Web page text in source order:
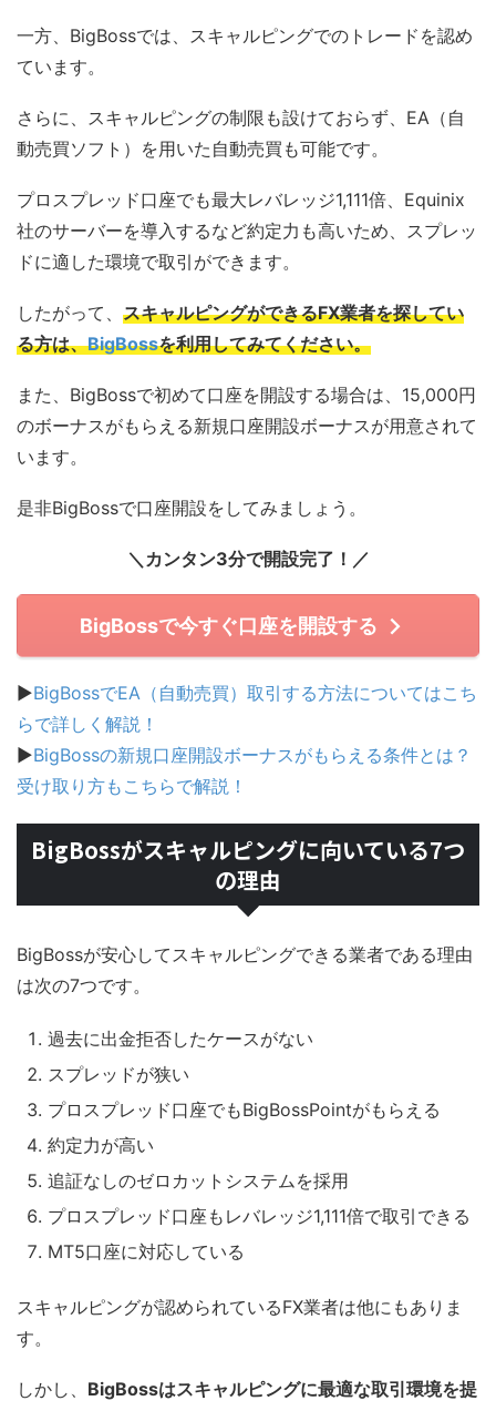
一方、BigBossでは、スキャルピングでのトレードを認め
ています。
さらに、スキャルピングの制限も設けておらず、EA（自
動売買ソフト）を用いた自動売買も可能です。
プロスプレッド口座でも最大レバレッジ1,111倍、Equinix
社のサーバーを導入するなど約定力も高いため、スプレッ
ドに適した環境で取引ができます。
したがって、 スキャルピングができるFX業者を探してい
る方は、BigBossを利用してみてください。
また、BigBossで初めて口座を開設する場合は、15,000円
のボーナスがもらえる新規口座開設ボーナスが用意されて
います。
是非BigBossで口座開設をしてみましょう。
＼カンタン3分で開設完了！／
BigBossで今すぐ口座を開設する
▶BigBossでEA（自動売買）取引する方法についてはこち
らで詳しく解説！
▶BigBossの新規口座開設ボーナスがもらえる条件とは？
受け取り方もこちらで解説！
BigBossがスキャルピングに向いている7つ
の理由
BigBossが安心してスキャルピングできる業者である理由
は次の7つです。
過去に出金拒否したケースがない
スプレッドが狭い
プロスプレッド口座でもBigBossPointがもらえる
約定力が高い
追証なしのゼロカットシステムを採用
プロスプレッド口座もレバレッジ1,111倍で取引できる
MT5口座に対応している
スキャルピングが認められているFX業者は他にもありま
す。
しかし、 BigBossはスキャルピングに最適な取引環境を提